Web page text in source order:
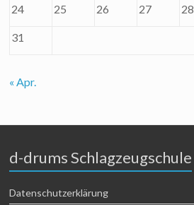
24 25 26 27 28
31
« Apr.
d-drums Schlagzeugschule
Datenschutzerklärung